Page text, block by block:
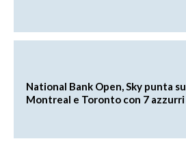
National Bank Open, Sky punta su
Montreal e Toronto con 7 azzurri